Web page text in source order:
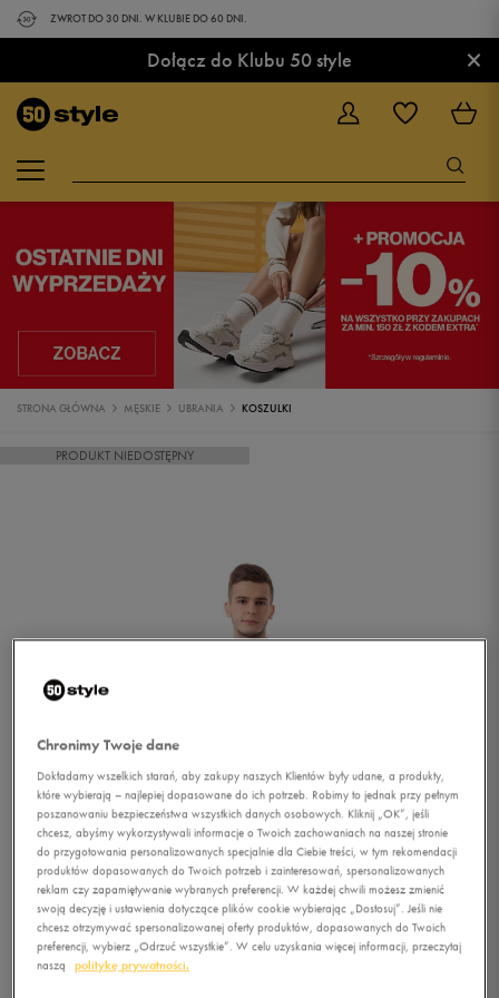
ZWROT DO 30 DNI. W KLUBIE DO 60 DNI.
Dołącz do Klubu 50 style ×
STRONA GŁÓWNA MĘSKIE UBRANIA KOSZULKI
PRODUKT NIEDOSTĘPNY
Chronimy Twoje dane
Dokładamy wszelkich starań, aby zakupy naszych Klientów były udane, a produkty,
które wybierają – najlepiej dopasowane do ich potrzeb. Robimy to jednak przy pełnym
poszanowaniu bezpieczeństwa wszystkich danych osobowych. Kliknij „OK”, jeśli
chcesz, abyśmy wykorzystywali informacje o Twoich zachowaniach na naszej stronie
do przygotowania personalizowanych specjalnie dla Ciebie treści, w tym rekomendacji
produktów dopasowanych do Twoich potrzeb i zainteresowań, spersonalizowanych
reklam czy zapamiętywanie wybranych preferencji. W każdej chwili możesz zmienić
swoją decyzję i ustawienia dotyczące plików cookie wybierając „Dostosuj”. Jeśli nie
chcesz otrzymywać spersonalizowanej oferty produktów, dopasowanych do Twoich
preferencji, wybierz „Odrzuć wszystkie”. W celu uzyskania więcej informacji, przeczytaj
naszą
politykę prywatności.